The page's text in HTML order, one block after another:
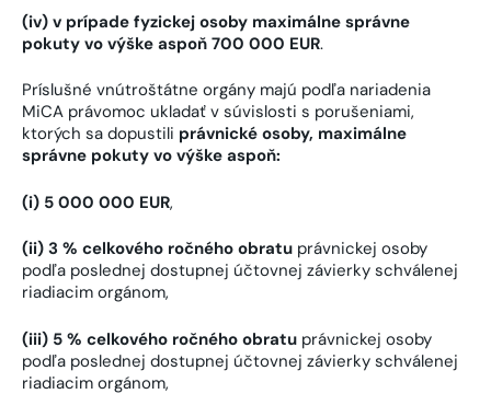
(iv) v prípade fyzickej osoby maximálne správne
pokuty vo výške aspoň 700 000 EUR.
Príslušné vnútroštátne orgány majú podľa nariadenia
MiCA právomoc ukladať v súvislosti s porušeniami,
ktorých sa dopustili právnické osoby, maximálne
správne pokuty vo výške aspoň:
(i) 5 000 000 EUR,
(ii) 3 % celkového ročného obratu právnickej osoby
podľa poslednej dostupnej účtovnej závierky schválenej
riadiacim orgánom,
(iii) 5 % celkového ročného obratu právnickej osoby
podľa poslednej dostupnej účtovnej závierky schválenej
riadiacim orgánom,